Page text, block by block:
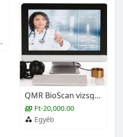
QMR BioScan vizsgálat
Ft-20,000.00
Egyéb